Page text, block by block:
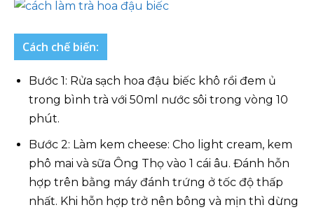
Cách chế biến:
Bước 1: Rửa sạch hoa đậu biếc khô rồi đem ủ
trong bình trà với 50ml nước sôi trong vòng 10
phút.
Bước 2: Làm kem cheese: Cho light cream, kem
phô mai và sữa Ông Thọ vào 1 cái âu. Đánh hỗn
hợp trên bằng máy đánh trứng ở tốc độ thấp
nhất. Khi hỗn hợp trở nên bông và mịn thì dừng